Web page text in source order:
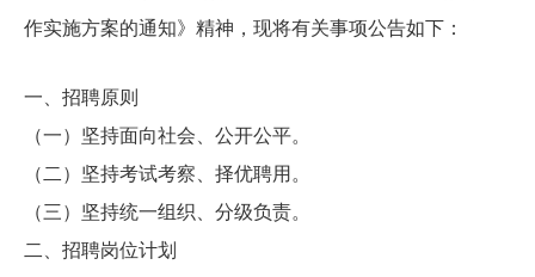
作实施方案的通知》精神，现将有关事项公告如下：
一、招聘原则
（一）坚持面向社会、公开公平。
（二）坚持考试考察、择优聘用。
（三）坚持统一组织、分级负责。
二、招聘岗位计划